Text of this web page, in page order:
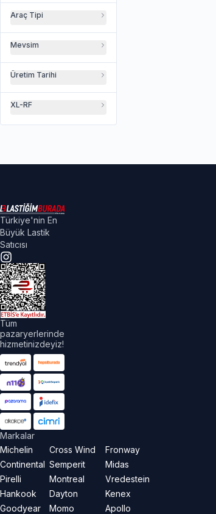
Araç Tipi
Mevsim
Üretim Tarihi
XL-RF
Türkiye'nin En
Büyük Lastik
Satıcısı
Tüm
pazaryerlerinde
hizmetinizdeyiz!
Markalar
Michelin
Continental
Pirelli
Hankook
Goodyear
Cross Wind
Semperit
Montreal
Dayton
Momo
Fronway
Midas
Vredestein
Kenex
Apollo